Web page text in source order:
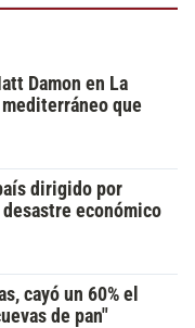
Damon en La
que
dirigido por
económico
cayó un 60% el
de pan"